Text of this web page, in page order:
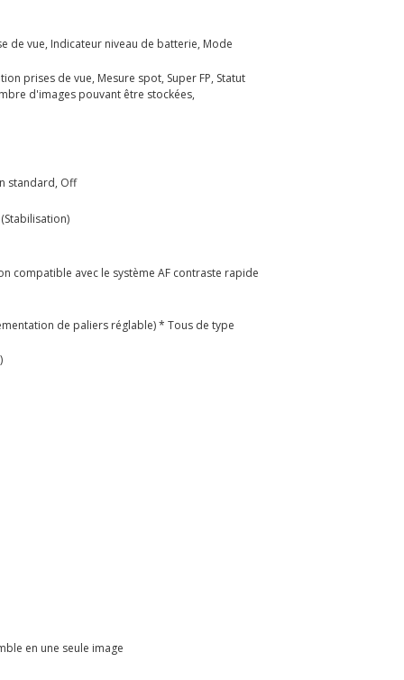
de vue, Indicateur niveau de batterie, Mode
prises de vue, Mesure spot, Super FP, Statut
d'images pouvant être stockées,
standard, Off
compatible avec le système AF contraste rapide
de paliers réglable) * Tous de type
en une seule image